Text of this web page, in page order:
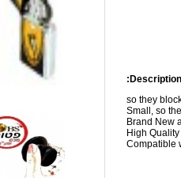
so they
Small, so
Brand New
High
Compatible